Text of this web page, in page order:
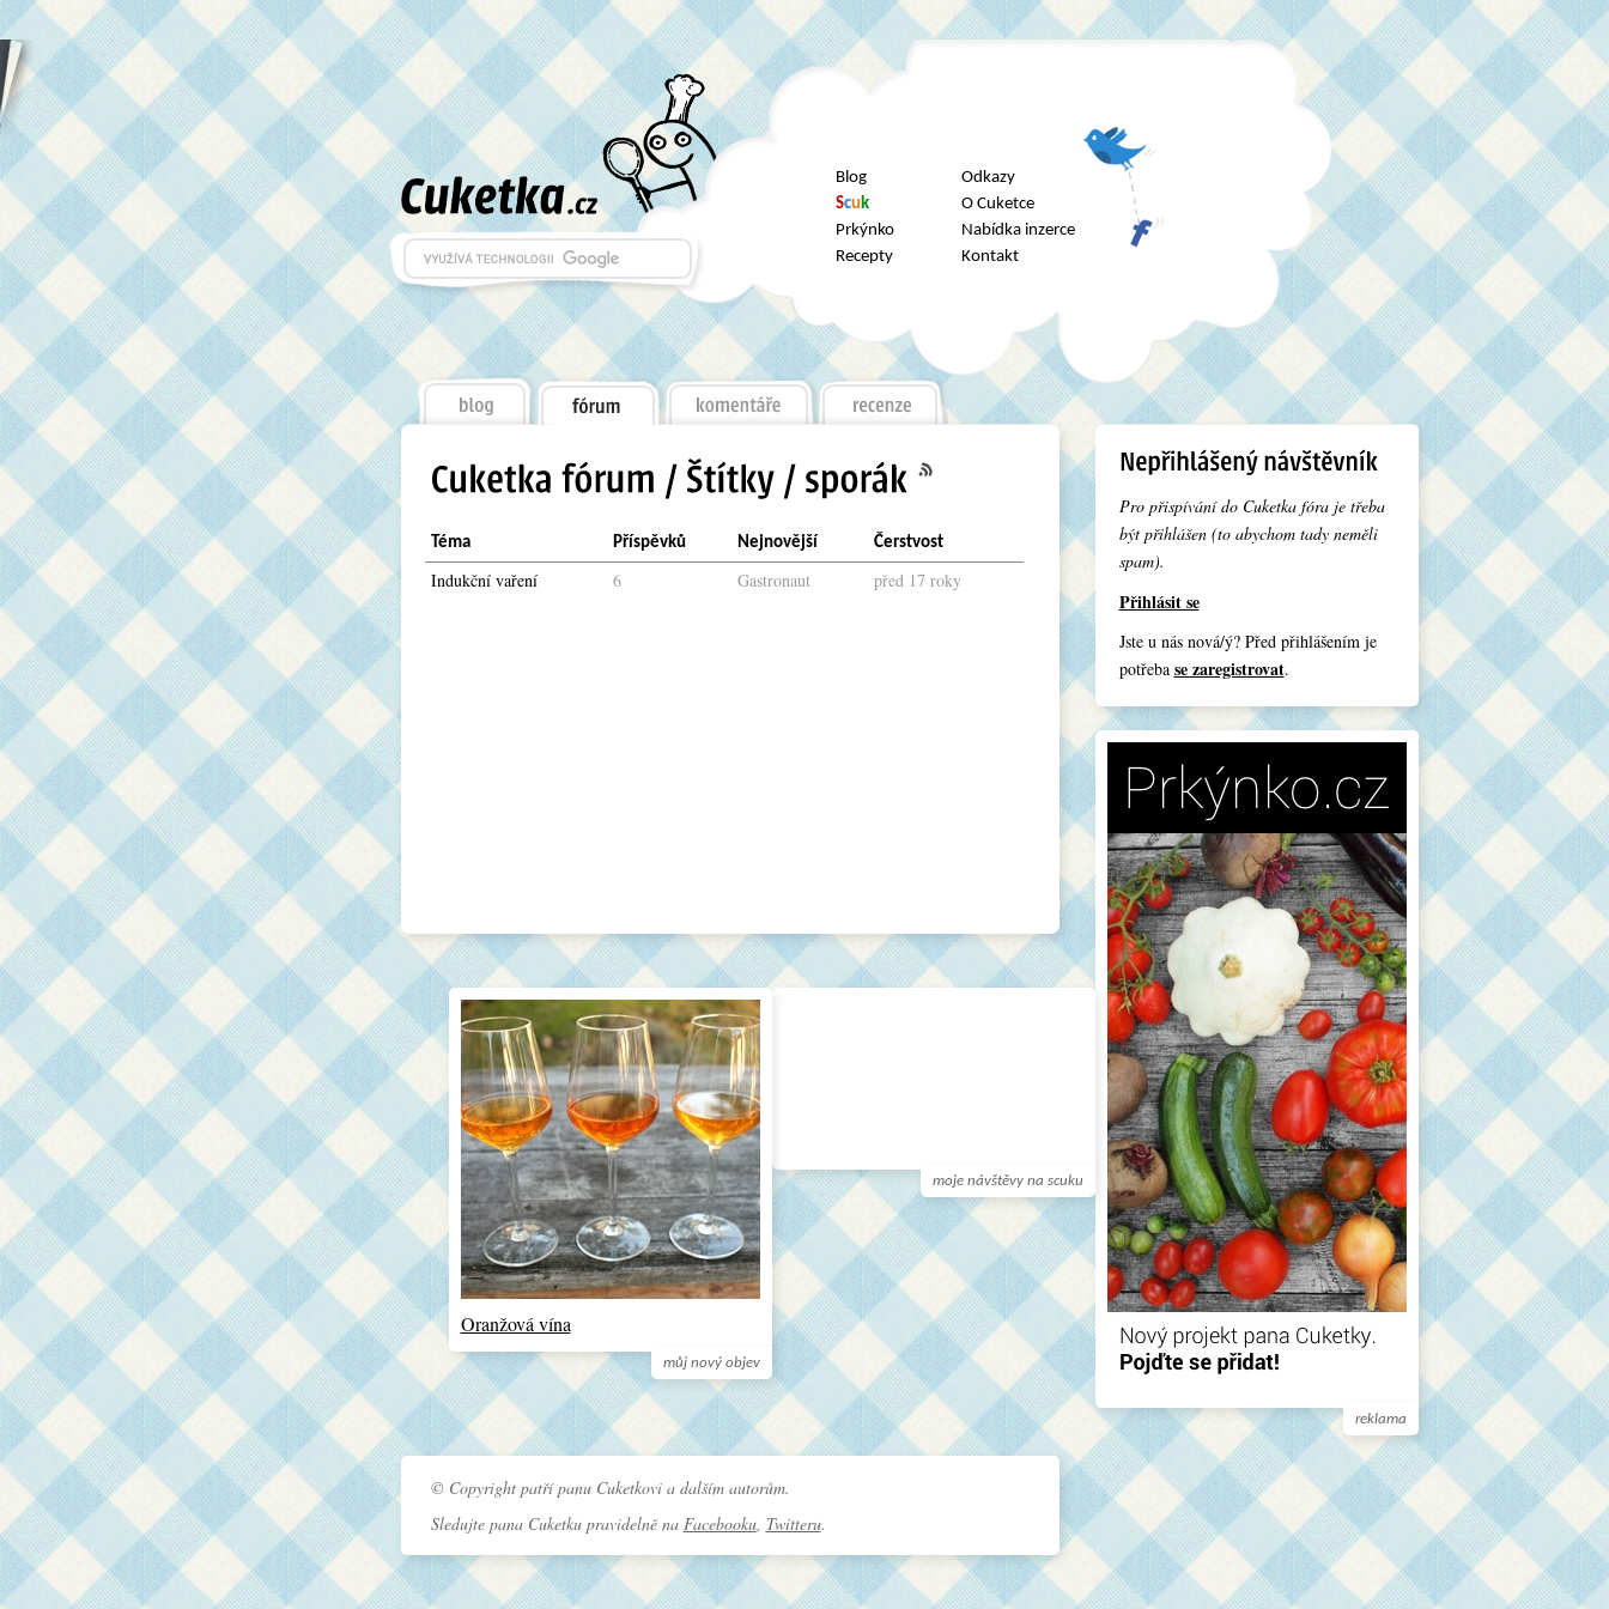
Blog
Scuk
Prkýnko
Recepty
Odkazy
O Cuketce
Nabídka inzerce
Kontakt
Téma Příspěvků Nejnovější Čerstvost
Indukční vaření 6 Gastronaut před 17 roky
Pro přispívání do Cuketka fóra je třeba
být přihlášen (to abychom tady neměli
spam).
Přihlásit se
Jste u nás nová/ý? Před přihlášením je
potřeba se zaregistrovat.
reklama
moje návštěvy na scuku
můj nový objev
Oranžová vína
© Copyright patří panu Cuketkovi a dalším autorům.
Sledujte pana Cuketku pravidelně na Facebooku, Twitteru.